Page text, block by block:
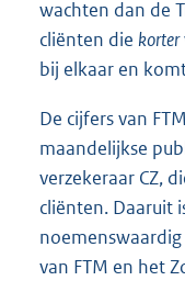
wachten dan de
cliënten die korter
bij elkaar en
De cijfers van
maandelijkse
verzekeraar CZ,
cliënten. Daaruit
van FTM en het